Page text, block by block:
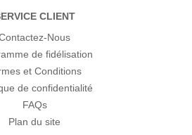
CLIENT
Nous
de fidélisation
et Conditions
de confidentialité
FAQs
Plan du site